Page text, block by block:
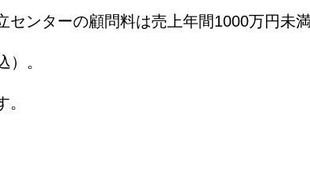
センターの顧問料は売上年間1000万円未
）。